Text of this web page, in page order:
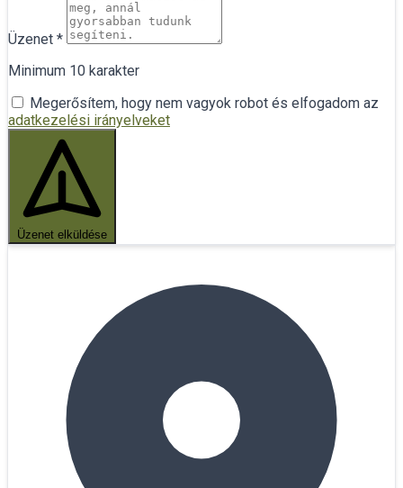
Üzenet *
Minimum 10 karakter
Megerősítem, hogy nem vagyok robot és elfogadom az
adatkezelési irányelveket
Üzenet elküldése